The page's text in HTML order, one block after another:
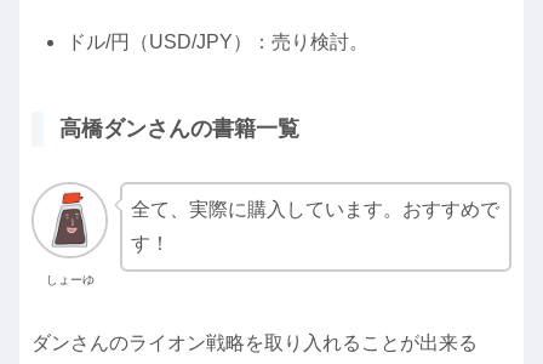
ドル/円（USD/JPY）：売り検討。
高橋ダンさんの書籍一覧
しょーゆ
全て、実際に購入しています。おすすめで
す！
ダンさんのライオン戦略を取り入れることが出来る